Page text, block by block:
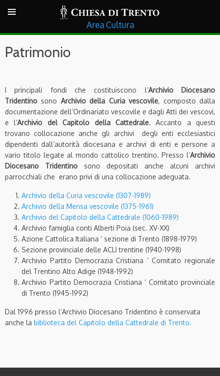
Cultura
Patrimonio
I principali fondi che costituiscono l’Archivio Diocesano
Tridentino sono Archivio della Curia vescovile, composto dalla
documentazione dell’Ordinariato vescovile e dagli Atti dei vescovi,
e l’Archivio del Capitolo della Cattedrale. Accanto a questi
trovano collocazione anche gli archivi degli enti ecclesiastici
dipendenti dall’autorità diocesana e archivi di enti e persone a
vario titolo legate al mondo cattolico trentino. Presso l’Archivio
Diocesano Tridentino sono depositati anche alcuni archivi
parrocchiali che erano privi di una collocazione adeguata.
Archivio della Curia vescovile (1307-1989)
Archivio della Mensa vescovile (1375-1961)
Archivio del Capitolo della Cattedrale (1060-1989)
Archivio famiglia conti Alberti Poia (sec. XV-XX)
Azione Cattolica Italiana ‘ sezione di Trento (1898-1979)
Sezione provinciale delle ACLI trentine (1940-1998)
Archivio Partito Democrazia Cristiana ‘ Comitato regionale
del Trentino Alto Adige (1948-1992)
Archivio Partito Democrazia Cristiana ‘ Comitato provinciale
di Trento (1945-1992)
Dal 1996 presso l’Archivio Diocesano Tridentino è conservata
anche la biblioteca del Capitolo della Cattedrale di Trento.